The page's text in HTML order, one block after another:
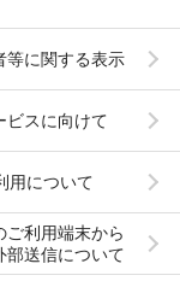
等に関する表示
ビスに向けて
用について
ご利用端末から
部送信について